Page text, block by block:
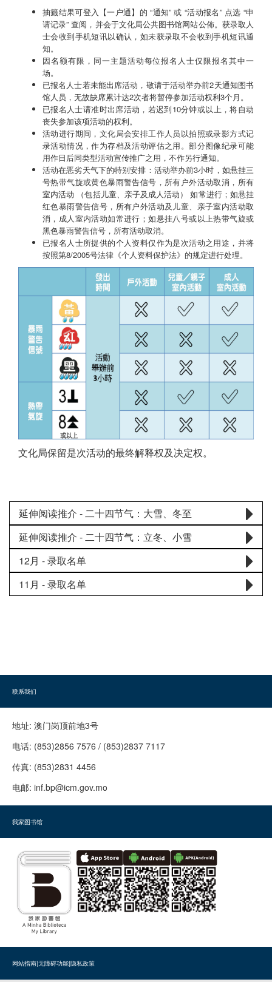
抽籤结果可登入【一户通】的 “通知” 或 “活动报名” 点选 “申
请记录” 查阅，并会于文化局公共图书馆网站公佈。获录取人
士会收到手机短讯以确认，如未获录取不会收到手机短讯通
知。
因名额有限，同一主题活动每位报名人士仅限报名其中一
场。
已报名人士若未能出席活动，敬请于活动举办前2天通知图书
馆人员，无故缺席累计达2次者将暂停参加活动权利3个月。
已报名人士请准时出席活动，若迟到10分钟或以上，将自动
丧失参加该项活动的权利。
活动进行期间，文化局会安排工作人员以拍照或录影方式记
录活动情况，作为存档及活动评估之用。部分图像纪录可能
用作日后同类型活动宣传推广之用，不作另行通知。
活动在恶劣天气下的特别安排：活动举办前3小时，如悬挂三
号热带气旋或黄色暴雨警告信号，所有户外活动取消，所有
室内活动 （包括儿童、亲子及成人活动） 如常进行；如悬挂
红色暴雨警告信号，所有户外活动及儿童、亲子室内活动取
消，成人室内活动如常进行；如悬挂八号或以上热带气旋或
黑色暴雨警告信号，所有活动取消。
已报名人士所提供的个人资料仅作为是次活动之用途，并将
按照第8/2005号法律《个人资料保护法》的规定进行处理。
文化局保留是次活动的最终解释权及决定权。
延伸阅读推介 - 二十四节气：大雪、冬至
延伸阅读推介 - 二十四节气：立冬、小雪
12月 - 录取名单
11月 - 录取名单
联系我们
地址: 澳门岗顶前地3号
电话: (853)2856 7576 / (853)2837 7117
传真: (853)2831 4456
电邮: inf.bp@icm.gov.mo
我家图书馆
网站指南|无障碍功能|隐私政策